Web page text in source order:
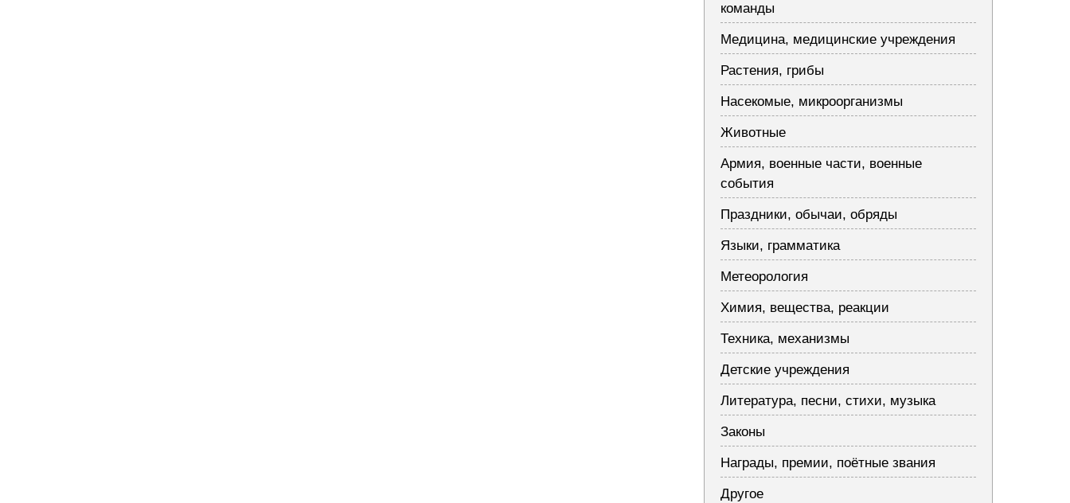
команды
Медицина, медицинские учреждения
Растения, грибы
Насекомые, микроорганизмы
Животные
Армия, военные части, военные
события
Праздники, обычаи, обряды
Языки, грамматика
Метеорология
Химия, вещества, реакции
Техника, механизмы
Детские учреждения
Литература, песни, стихи, музыка
Законы
Награды, премии, поётные звания
Другое